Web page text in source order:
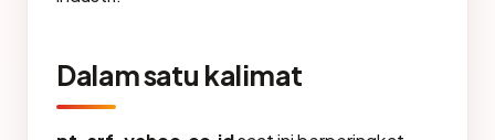
Dalam satu kalimat